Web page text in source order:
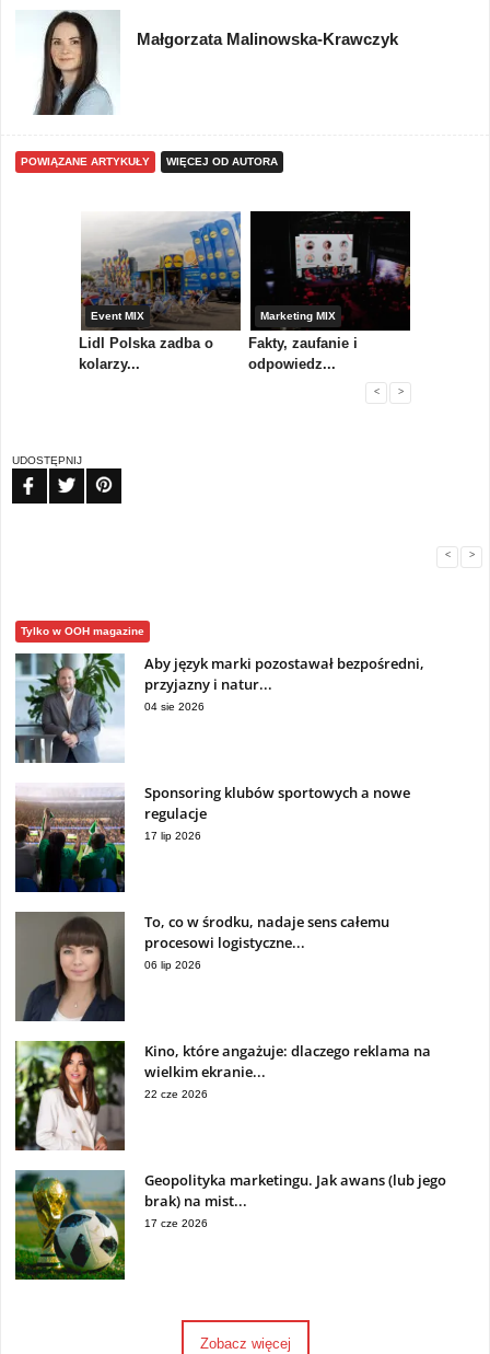
Małgorzata Malinowska-Krawczyk
POWIĄZANE ARTYKUŁY WIĘCEJ OD AUTORA
Event MIX
Lidl Polska zadba o
kolarzy...
Marketing MIX
Fakty, zaufanie i
odpowiedz...
< >
UDOSTĘPNIJ
< >
Tylko w OOH magazine
Aby język marki pozostawał bezpośredni,
przyjazny i natur...
04 sie 2026
Sponsoring klubów sportowych a nowe
regulacje
17 lip 2026
To, co w środku, nadaje sens całemu
procesowi logistyczne...
06 lip 2026
Kino, które angażuje: dlaczego reklama na
wielkim ekranie...
22 cze 2026
Geopolityka marketingu. Jak awans (lub jego
brak) na mist...
17 cze 2026
Zobacz więcej